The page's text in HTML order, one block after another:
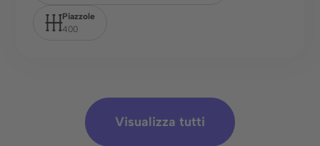
Piazzole
400
Visualizza tutti